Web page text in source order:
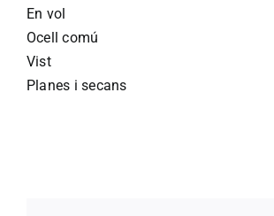
En vol
Ocell comú
Vist
Planes i secans